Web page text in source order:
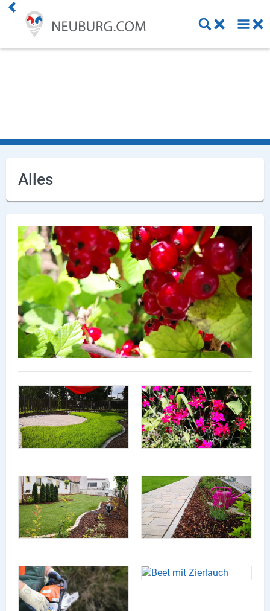
Alles
Dienstleistung
Gesundheit
Stellenanzeigen
Online Shops
Lieferdienste
Premium
Neuburg App
Angebote
Aktuelles
Magazine
Veranstaltungen
Branchen
Marken
Produktgruppen
Partner
Firmen